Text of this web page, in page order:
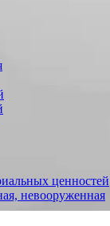
ценностей
невооруженная